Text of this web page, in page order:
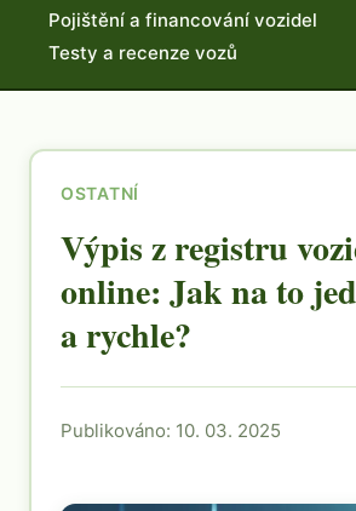
Pojištění a financování vozidel
Testy a recenze vozů
OSTATNÍ
Výpis z registru
online: Jak na to
a rychle?
Publikováno: 10. 03. 2025